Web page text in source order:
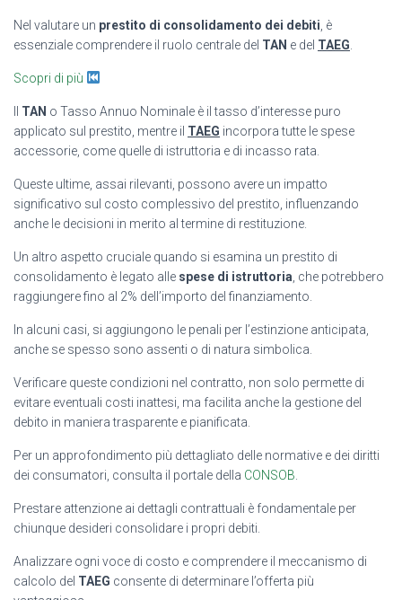
Nel valutare un prestito di consolidamento dei debiti , è
essenziale comprendere il ruolo centrale del TAN e del TAEG
Scopri di più
TAN o Tasso Annuo Nominale è il tasso d’interesse puro
applicato sul prestito, mentre il TAEG incorpora tutte le spese
accessorie, come quelle di istruttoria e di incasso rata.
Queste ultime, assai rilevanti, possono avere un impatto
significativo sul costo complessivo del prestito, influenzando
anche le decisioni in merito al termine di restituzione.
Un altro aspetto cruciale quando si esamina un prestito di
consolidamento è legato alle spese di istruttoria , che potrebbero
raggiungere fino al 2% dell’importo del finanziamento.
In alcuni casi, si aggiungono le penali per l’estinzione anticipata,
anche se spesso sono assenti o di natura simbolica.
Verificare queste condizioni nel contratto, non solo permette di
evitare eventuali costi inattesi, ma facilita anche la gestione del
debito in maniera trasparente e pianificata.
Per un approfondimento più dettagliato delle normative e dei diritti
dei consumatori, consulta il portale della CONSOB
Prestare attenzione ai dettagli contrattuali è fondamentale per
chiunque desideri consolidare i propri debiti.
Analizzare ogni voce di costo e comprendere il meccanismo di
calcolo del TAEG consente di determinare l’offerta più